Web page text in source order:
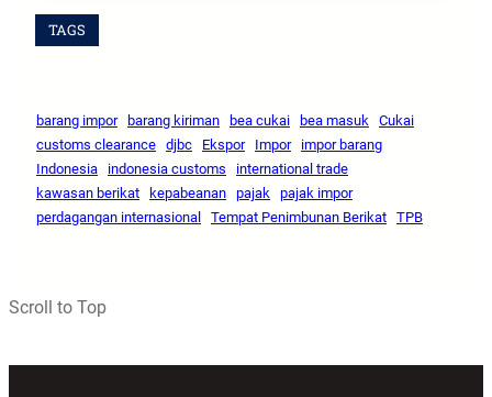
TAGS
barang impor barang kiriman bea cukai bea masuk Cukai
customs clearance djbc Ekspor Impor
impor barang
Indonesia
indonesia customs
international trade
kawasan berikat
kepabeanan pajak pajak impor
perdagangan internasional
Tempat Penimbunan Berikat TPB
Scroll to Top